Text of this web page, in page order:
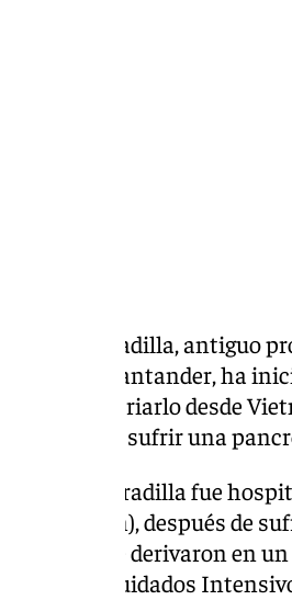
Serradilla, antiguo
en Santander, ha
para repatriarlo desde
crítico tras sufrir una
Serradilla fue
Saigón), después de
que derivaron en
Unidad de Cuidados